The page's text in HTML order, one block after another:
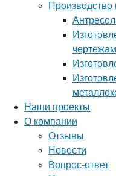
Производство
чертежам
Наши проекты
О компании
Отзывы
Новости
Вопрос-ответ